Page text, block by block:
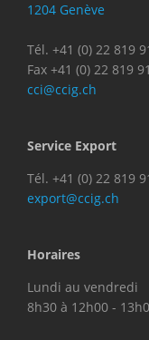
1204 Genève
Tél. +41 (0) 22 819
Fax +41 (0) 22 819
cci@ccig.ch
Service Export
Tél. +41 (0) 22 819
export@ccig.ch
Horaires
Lundi au vendredi
8h30 à 12h00 -